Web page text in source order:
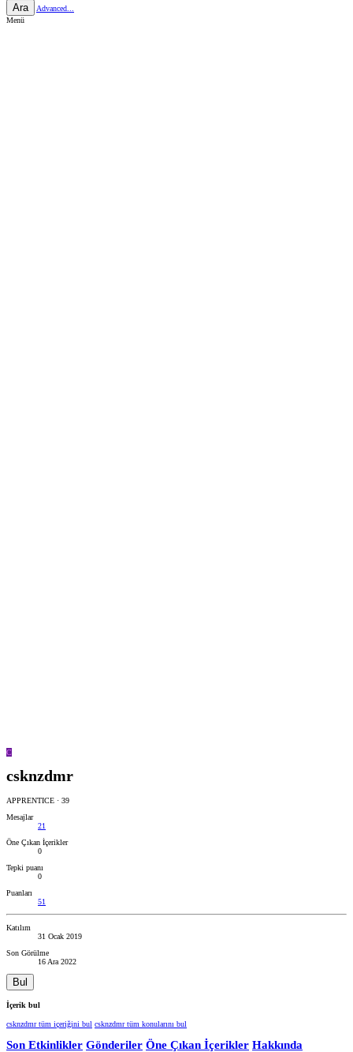
Ara
Advanced...
Menü
C
csknzdmr
APPRENTICE · 39
Mesajlar
21
Öne Çıkan İçerikler
0
Tepki puanı
0
Puanları
51
Katılım
31 Ocak 2019
Son Görülme
16 Ara 2022
Bul
İçerik bul
csknzdmr tüm içeriğini bul csknzdmr tüm konularını bul
Son Etkinlikler Gönderiler Öne Çıkan İçerikler Hakkında